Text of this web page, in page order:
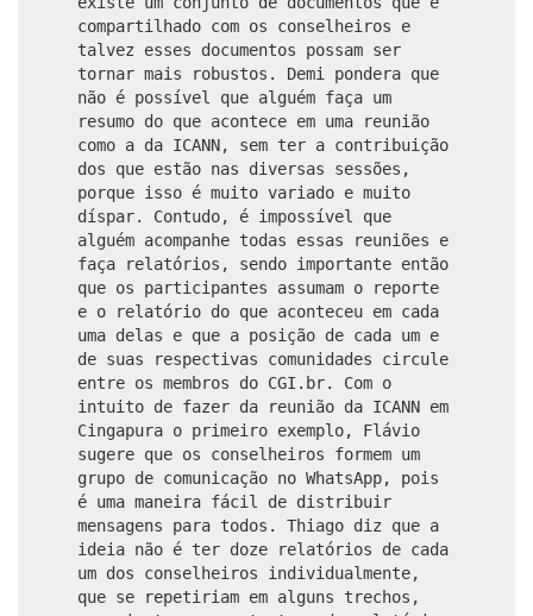
compartilhado com os conselheiros e
talvez esses documentos possam ser
tornar mais robustos. Demi pondera que
não é possível que alguém faça um
resumo do que acontece em uma reunião
como a da ICANN, sem ter a contribuição
dos que estão nas diversas sessões,
porque isso é muito variado e muito
díspar. Contudo, é impossível que
alguém acompanhe todas essas reuniões e
faça relatórios, sendo importante então
que os participantes assumam o reporte
e o relatório do que aconteceu em cada
uma delas e que a posição de cada um e
de suas respectivas comunidades circule
entre os membros do CGI.br. Com o
intuito de fazer da reunião da ICANN em
Cingapura o primeiro exemplo, Flávio
sugere que os conselheiros formem um
grupo de comunicação no WhatsApp, pois
é uma maneira fácil de distribuir
mensagens para todos. Thiago diz que a
ideia não é ter doze relatórios de cada
um dos conselheiros individualmente,
que se repetiriam em alguns trechos,